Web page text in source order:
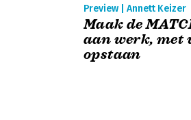
Preview | Annett Keizer
Maak de
aan werk, met
opstaan